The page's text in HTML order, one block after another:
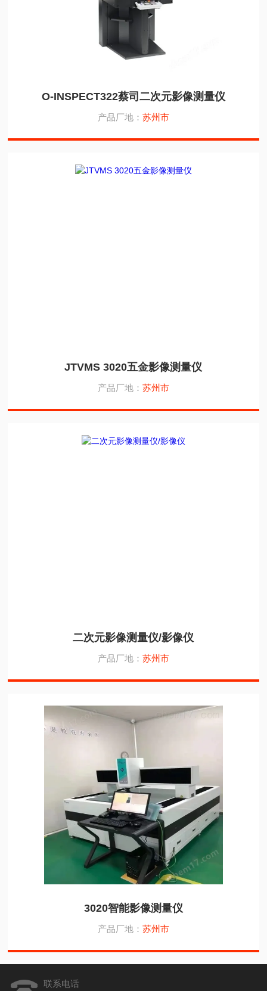
O-INSPECT322蔡司二次元影像测量仪
产品厂地： 苏州市
JTVMS 3020五金影像测量仪
产品厂地： 苏州市
二次元影像测量仪/影像仪
产品厂地： 苏州市
3020智能影像测量仪
产品厂地： 苏州市
联系电话